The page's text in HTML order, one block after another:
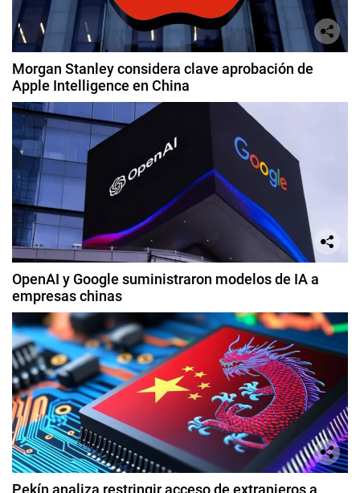
Morgan Stanley considera clave aprobación de
Apple Intelligence en China
OpenAI y Google suministraron modelos de IA a
empresas chinas